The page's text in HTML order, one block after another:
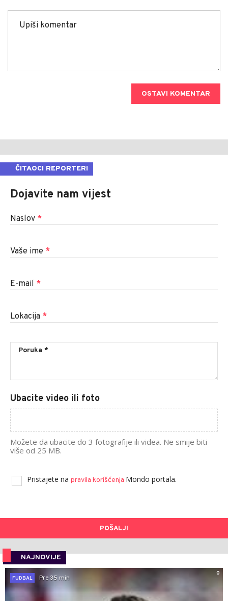
OSTAVI KOMENTAR
ČITAOCI REPORTERI
Dojavite nam vijest
Naslov *
Vaše ime *
E-mail *
Lokacija *
Ubacite video ili foto
Možete da ubacite do 3 fotografije ili videa. Ne smije biti
više od 25 MB.
Pristajete na pravila korišćenja Mondo portala.
POŠALJI
NAJNOVIJE
0
FUDBAL
Pre 35 min